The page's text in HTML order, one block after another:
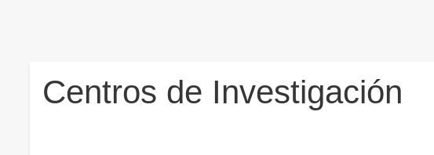
Centros de Investigación